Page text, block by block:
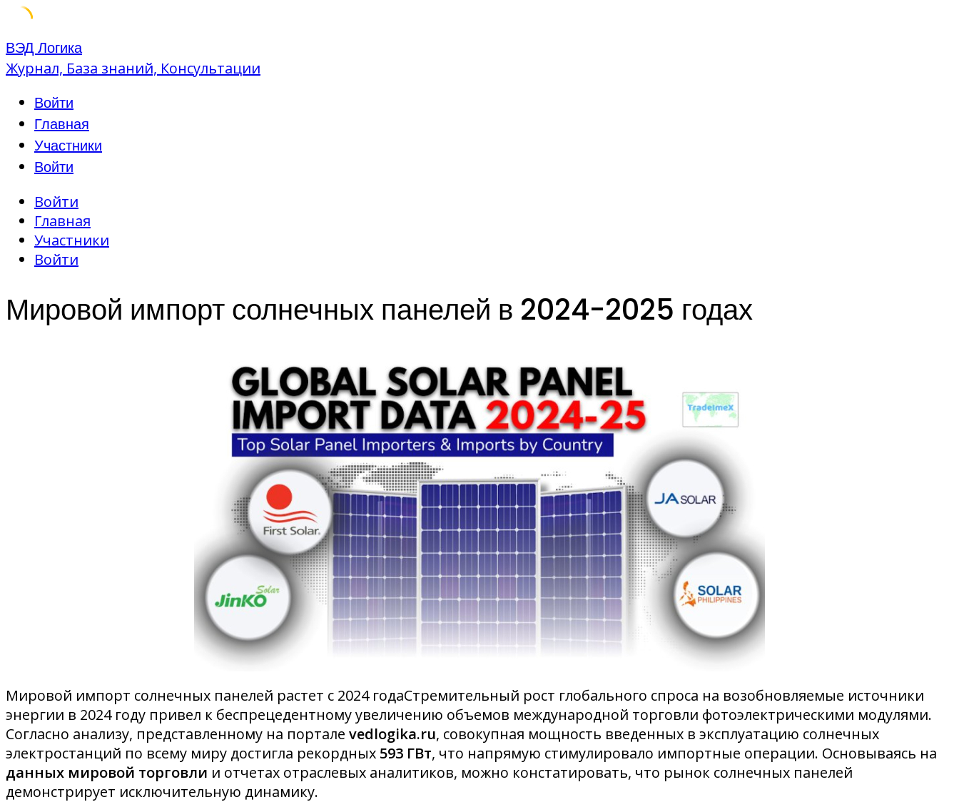
Skip
to
ВЭД Логика
Журнал, База знаний, Консультации
Войти
Главная
Участники
Войти
Войти
Главная
Участники
Войти
Мировой импорт солнечных панелей в 2024-2025 годах
Мировой импорт солнечных панелей растет с 2024 годаСтремительный рост глобального спроса на возобновляемые источники
энергии в 2024 году привел к беспрецедентному увеличению объемов международной торговли фотоэлектрическими модулями.
Согласно анализу, представленному на портале vedlogika.ru, совокупная мощность введенных в эксплуатацию солнечных
электростанций по всему миру достигла рекордных 593 ГВт, что напрямую стимулировало импортные операции. Основываясь на
данных мировой торговли и отчетах отраслевых аналитиков, можно констатировать, что рынок солнечных панелей
демонстрирует исключительную динамику.